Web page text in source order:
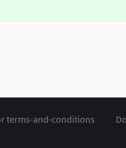
terms-and-conditions